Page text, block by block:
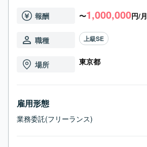
報酬 〜1,000,000円/月
職種 上級SE
場所 東京都
雇用形態
業務委託(フリーランス)